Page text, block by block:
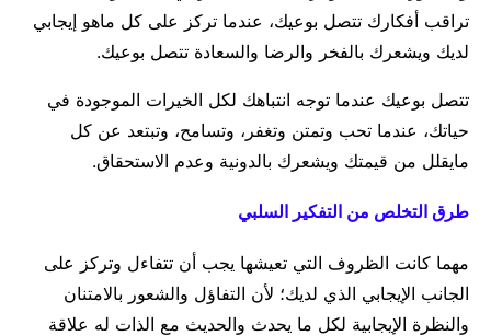
تراقب أفكارك تتصل بوعيك، عندما تركز على كل ماهو إيجابي
لديك ويشعرك بالفخر والرضا والسعادة تتصل بوعيك.
تتصل بوعيك عندما توجه انتباهك لكل الخيرات الموجودة في
حياتك، عندما تحب وتمتن وتغفر، وتسامح، وتبتعد عن كل
مايقلل من قيمتك ويشعرك بالدونية وعدم الاستحقاق.
طرق التخلص من التفكير السلبي
مهما كانت الظروف التي تعيشها يجب أن تتفاءل وتركز على
الجانب الإيجابي الذي لديك؛ لأن التفاؤل والشعور بالامتنان
والنظرة الإيجابية لكل ما يحدث والحديث مع الذات له علاقة